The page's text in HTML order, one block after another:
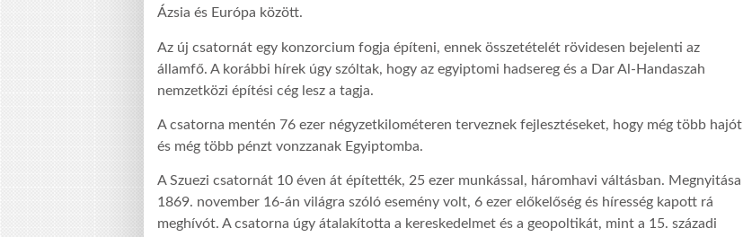
Ázsia és Európa között.
Az új csatornát egy konzorcium fogja építeni, ennek összetételét rövidesen bejelenti az
államfő. A korábbi hírek úgy szóltak, hogy az egyiptomi hadsereg és a Dar Al-Handaszah
nemzetközi építési cég lesz a tagja.
A csatorna mentén 76 ezer négyzetkilométeren terveznek fejlesztéseket, hogy még több hajót
és még több pénzt vonzzanak Egyiptomba.
A Szuezi csatornát 10 éven át építették, 25 ezer munkással, háromhavi váltásban. Megnyitása
1869. november 16-án világra szóló esemény volt, 6 ezer előkelőség és híresség kapott rá
meghívót. A csatorna úgy átalakította a kereskedelmet és a geopoltikát, mint a 15. századi